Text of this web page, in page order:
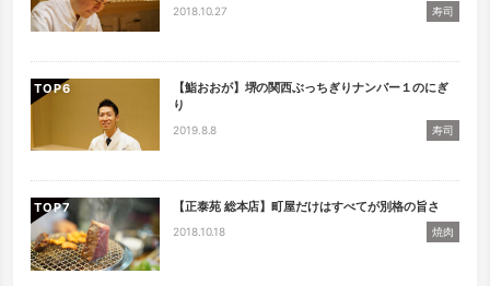
2018.10.27 寿司
TOP
【鮨おおが】堺の関西ぶっちぎりナンバー１のにぎ
り
2019.8.8 寿司
TOP 【正泰苑 総本店】町屋だけはすべてが別格の旨さ
2018.10.18 焼肉